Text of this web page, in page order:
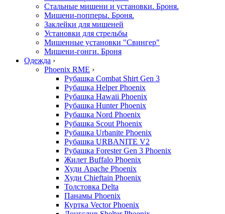
Стальные мишени и установки. Броня.
Мишени-попперы. Броня.
Заклейки для мишеней
Установки для стрельбы
Мишенные установки "Свингер"
Мишени-гонги. Броня
Одежда ›
Phoenix RME ›
Рубашка Combat Shirt Gen 3
Рубашка Helper Phoenix
Рубашка Hawaii Phoenix
Рубашка Hunter Phoenix
Рубашка Nord Phoenix
Рубашка Scout Phoenix
Рубашка Urbanite Phoenix
Рубашка URBANITE V2
Рубашка Forester Gen 3 Phoenix
Жилет Buffalo Phoenix
Худи Apache Phoenix
Худи Chieftain Phoenix
Толстовка Delta
Панамы Phoenix
Куртка Vector Phoenix